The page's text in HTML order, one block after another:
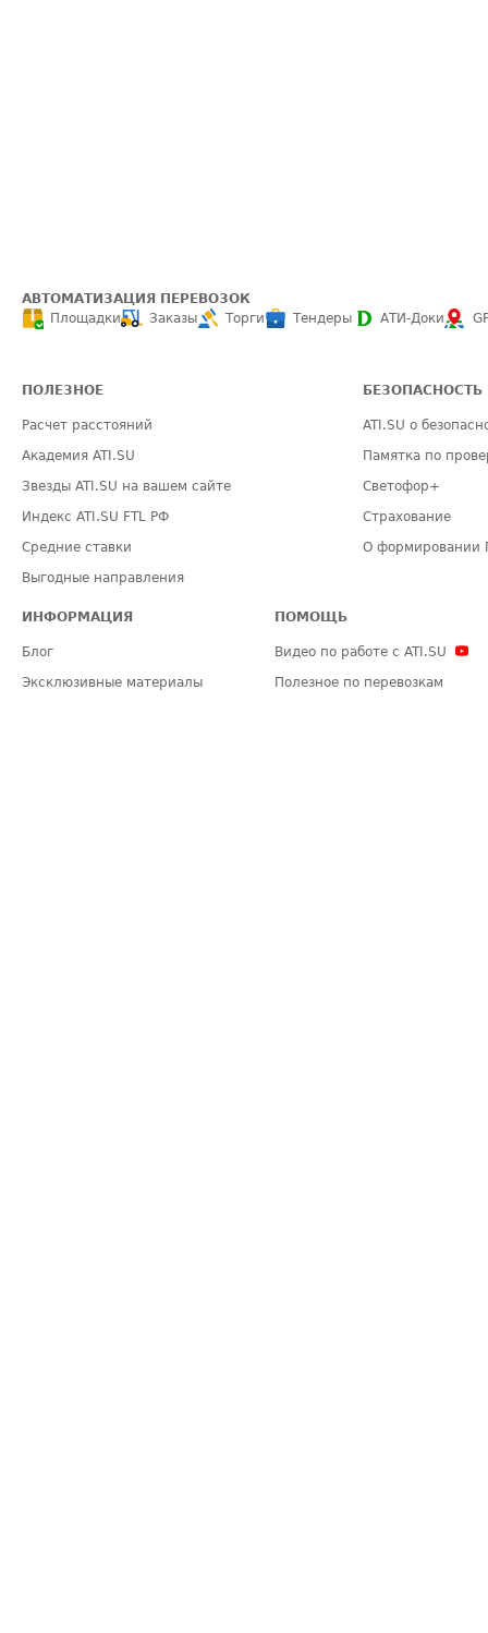
АВТОМАТИЗАЦИЯ ПЕРЕВОЗОК
Площадки
Заказы Торги Тендеры АТИ-Доки
ПОЛЕЗНОЕ
Расчет расстояний
Академия ATI.SU
Звезды ATI.SU на вашем сайте
Индекс ATI.SU FTL РФ
Средние ставки
Выгодные направления
БЕЗОПАСНОСТЬ
ATI.SU о
Памятка по
Светофор+
Страхование
О формировании
ИНФОРМАЦИЯ
Блог
Эксклюзивные материалы
ПОМОЩЬ
Видео по работе с ATI.SU
Полезное по перевозкам